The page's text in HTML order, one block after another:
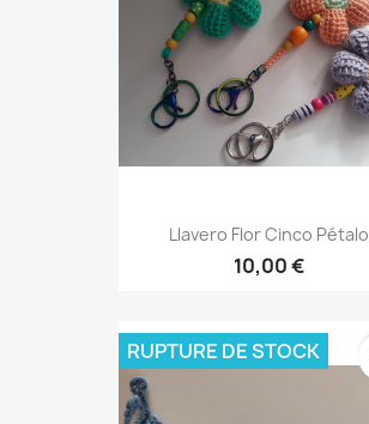
Llavero Flor Cinco Pétalo
10,00 €
RUPTURE DE STOCK